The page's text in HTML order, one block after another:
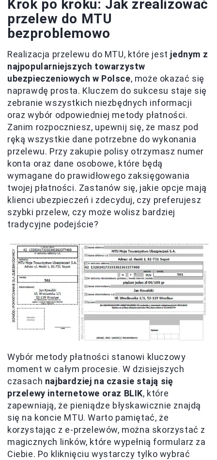
Krok po kroku: Jak zrealizować
przelew do MTU
bezproblemowo
Realizacja przelewu do MTU, które jest jednym z
najpopularniejszych towarzystw
ubezpieczeniowych w Polsce, może okazać się
naprawdę prosta. Kluczem do sukcesu staje się
zebranie wszystkich niezbędnych informacji
oraz wybór odpowiedniej metody płatności.
Zanim rozpoczniesz, upewnij się, że masz pod
ręką wszystkie dane potrzebne do wykonania
przelewu. Przy zakupie polisy otrzymasz numer
konta oraz dane osobowe, które będą
wymagane do prawidłowego zaksięgowania
twojej płatności. Zastanów się, jakie opcje mają
klienci ubezpieczeń i zdecyduj, czy preferujesz
szybki przelew, czy może wolisz bardziej
tradycyjne podejście?
Wybór metody płatności stanowi kluczowy
moment w całym procesie. W dzisiejszych
czasach najbardziej na czasie stają się
przelewy internetowe oraz BLIK, które
zapewniają, że pieniądze błyskawicznie znajdą
się na koncie MTU. Warto pamiętać, że
korzystając z e-przelewów, można skorzystać z
magicznych linków, które wypełnią formularz za
Ciebie. Po kliknięciu wystarczy tylko wybrać